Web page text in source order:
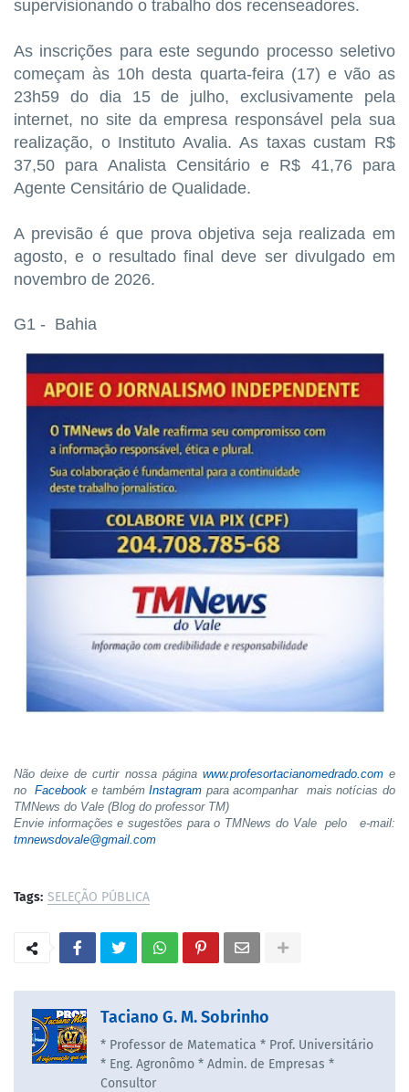
supervisionando o trabalho dos recenseadores.
As inscrições para este segundo processo seletivo
começam às 10h desta quarta-feira (17) e vão as
23h59 do dia 15 de julho, exclusivamente pela
internet, no site da empresa responsável pela sua
realização, o Instituto Avalia. As taxas custam R$
37,50 para Analista Censitário e R$ 41,76 para
Agente Censitário de Qualidade.
A previsão é que prova objetiva seja realizada em
agosto, e o resultado final deve ser divulgado em
novembro de 2026.
G1 - Bahia
Não deixe de curtir nossa página www.profesortacianomedrado.come
noFacebook e tambémInstagram para acompanhar mais notícias do
TMNews do Vale (Blog do professor TM)
Envie informações e sugestões para o TMNews do Vale pelo e-mail:
tmnewsdovale@gmail.com
Tags: SELEÇÃO PÚBLICA
Taciano G. M. Sobrinho
* Professor de Matematica * Prof. Universitário
* Eng. Agronômo * Admin. de Empresas *
Consultor